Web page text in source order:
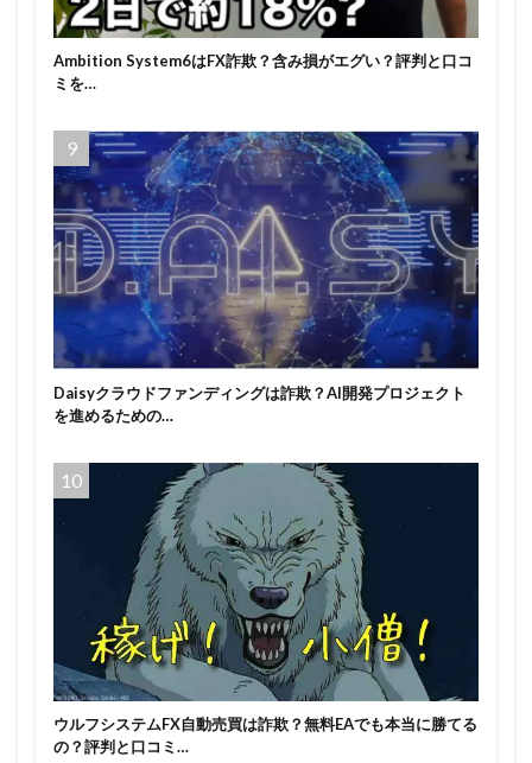
Ambition System6はFX詐欺？含み損がエグい？評判と口コ
ミを…
Daisyクラウドファンディングは詐欺？AI開発プロジェクト
を進めるための…
ウルフシステムFX自動売買は詐欺？無料EAでも本当に勝てる
の？評判と口コミ…